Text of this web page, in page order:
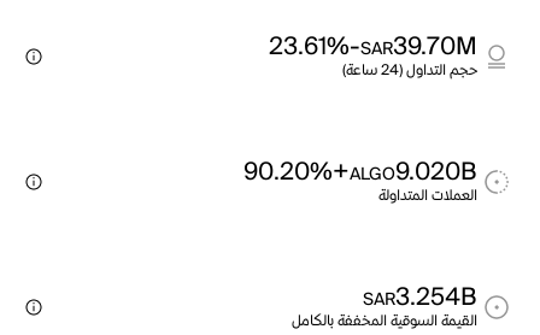
39.70M
SAR
-23.61%
حجم التداول (24 ساعة)
9.020B
ALGO
+90.20%
العملات المتداولة
3.254B
SAR
القيمة السوقية المخففة بالكامل